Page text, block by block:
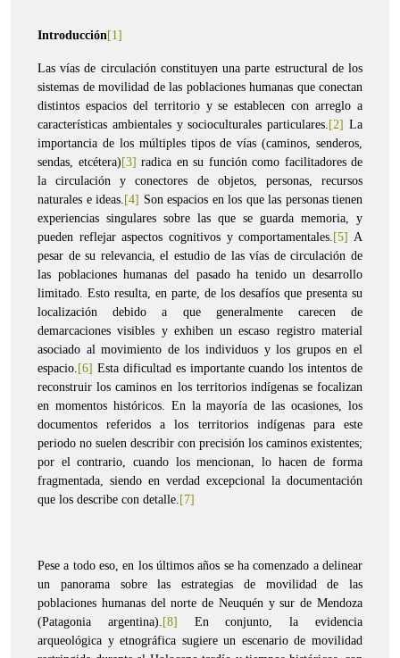
Introducción[1]
Las vías de circulación constituyen una parte estructural de los
sistemas de movilidad de las poblaciones humanas que conectan
distintos espacios del territorio y se establecen con arreglo a
características ambientales y socioculturales particulares. [2] La
importancia de los múltiples tipos de vías (caminos, senderos,
sendas, etcétera) [3] radica en su función como facilitadores de
la circulación y conectores de objetos, personas, recursos
naturales e ideas. [4] Son espacios en los que las personas tienen
experiencias singulares sobre las que se guarda memoria, y
pueden reflejar aspectos cognitivos y comportamentales. [5] A
pesar de su relevancia, el estudio de las vías de circulación de
las poblaciones humanas del pasado ha tenido un desarrollo
limitado. Esto resulta, en parte, de los desafíos que presenta su
localización debido a que generalmente carecen de
demarcaciones visibles y exhiben un escaso registro material
asociado al movimiento de los individuos y los grupos en el
espacio. [6] Esta dificultad es importante cuando los intentos de
reconstruir los caminos en los territorios indígenas se focalizan
en momentos históricos. En la mayoría de las ocasiones, los
documentos referidos a los territorios indígenas para este
periodo no suelen describir con precisión los caminos existentes;
por el contrario, cuando los mencionan, lo hacen de forma
fragmentada, siendo en verdad excepcional la documentación
que los describe con detalle. [7]
Pese a todo eso, en los últimos años se ha comenzado a delinear
un panorama sobre las estrategias de movilidad de las
poblaciones humanas del norte de Neuquén y sur de Mendoza
(Patagonia argentina). [8]
En conjunto, la evidencia
arqueológica y etnográfica sugiere un escenario de movilidad